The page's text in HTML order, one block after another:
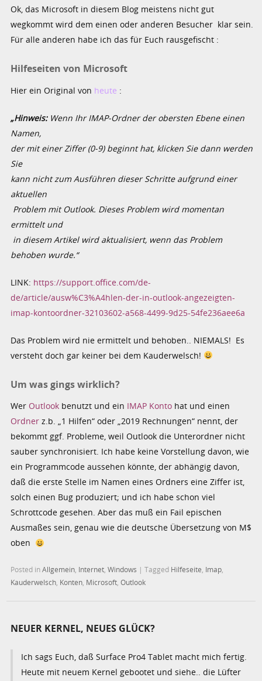
Ok, das Microsoft in diesem Blog meistens nicht gut
wegkommt wird dem einen oder anderen Besucher klar sein.
Für alle anderen habe ich das für Euch rausgefischt :
Hilfeseiten von Microsoft
Hier ein Original von heute :
„Hinweis:Wenn Ihr IMAP-Ordner der obersten Ebene einen
Namen,
der mit einer Ziffer (0-9) beginnt hat, klicken Sie dann werden
Sie
kann nicht zum Ausführen dieser Schritte aufgrund einer
aktuellen
Problem mit Outlook. Dieses Problem wird momentan
ermittelt und
in diesem Artikel wird aktualisiert, wenn das Problem
behoben wurde.“
LINK: https://support.office.com/de-
de/article/ausw%C3%A4hlen-der-in-outlook-angezeigten-
imap-kontoordner-32103602-a568-4499-9d25-54fe236aee6a
Das Problem wird nie ermittelt und behoben.. NIEMALS! Es
versteht doch gar keiner bei dem Kauderwelsch!
Um was gings wirklich?
Wer Outlook benutzt und ein IMAP Konto hat und einen
Ordner z.b. „1 Hilfen“ oder „2019 Rechnungen“ nennt, der
bekommt ggf. Probleme, weil Outlook die Unterordner nicht
sauber synchronisiert. Ich habe keine Vorstellung davon, wie
ein Programmcode aussehen könnte, der abhängig davon,
daß die erste Stelle im Namen eines Ordners eine Ziffer ist,
solch einen Bug produziert; und ich habe schon viel
Schrottcode gesehen. Aber das muß ein Fail epischen
Ausmaßes sein, genau wie die deutsche Übersetzung von M$
oben
Posted inAllgemein, Internet,Windows |Tagged Hilfeseite, Imap,
Kauderwelsch, Konten, Microsoft,Outlook
NEUER KERNEL, NEUES GLÜCK?
Ich sags Euch, daß Surface Pro4 Tablet macht mich fertig.
Heute mit neuem Kernel gebootet und siehe.. die Lüfter